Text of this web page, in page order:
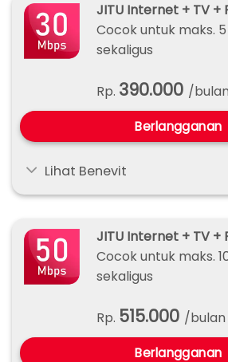
JITU Internet + TV +
Cocok untuk maks.
sekaligus
Rp. 390.000 /bulan
Berlangganan
Lihat Benevit
JITU Internet + TV +
Cocok untuk maks.
sekaligus
Rp. 515.000 /bulan
Berlangganan